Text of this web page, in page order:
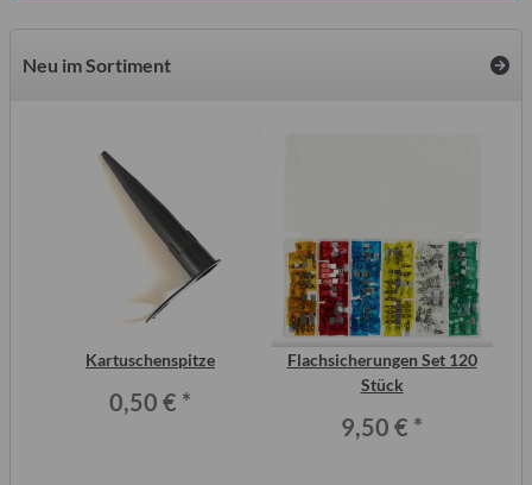
Neu im Sortiment
Kartuschenspitze
0,50 € *
Flachsicherungen Set 120
Stück
9,50 € *